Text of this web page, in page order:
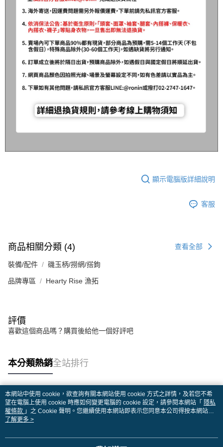
顯示電腦版詳細說明
客服
商品相關分類 (4) 查看全部
裝備/配件 磯玉柄/撈網/搭鉤
品牌專區 Hearty Rise 漁拓
評價
喜歡這個商品嗎？購買後給他一個好評吧
本分類熱銷全站排行
熱門標籤
本網站中使用 cookie，欲查詢有關本網站使用 cookie 方式之詳情，及若您不希
望在電腦上使用 cookie 時應如何變更電腦的 cookie 設定，請參閱本網站「 隱私
權條款 」之 Cookie 聲明。您繼續使用本網站即表示您同意本公司得按本網站使
用條款之 Cookie 聲明使用 cookie。
了解更多 >